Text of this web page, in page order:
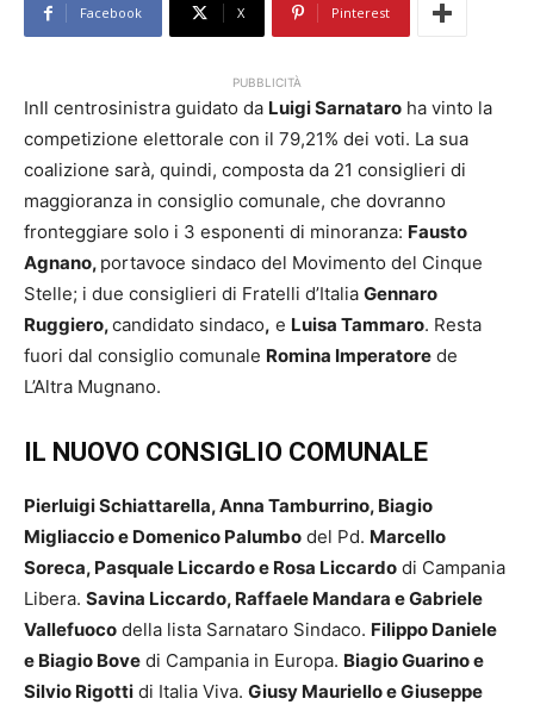
Facebook X Pinterest
PUBBLICITÀ
InIl centrosinistra guidato da Luigi Sarnataro ha vinto la
competizione elettorale con il 79,21% dei voti. La sua
coalizione sarà, quindi, composta da 21 consiglieri di
maggioranza in consiglio comunale, che dovranno
fronteggiare solo i 3 esponenti di minoranza: Fausto
Agnano, portavoce sindaco del Movimento del Cinque
Stelle; i due consiglieri di Fratelli d’Italia Gennaro
Ruggiero,candidato sindaco, e Luisa Tammaro. Resta
fuori dal consiglio comunale Romina Imperatore de
L’Altra Mugnano.
IL NUOVO CONSIGLIO COMUNALE
Pierluigi Schiattarella, Anna Tamburrino, Biagio
Migliaccio e Domenico Palumbo del Pd. Marcello
Soreca, Pasquale Liccardo e Rosa Liccardo di Campania
Libera. Savina Liccardo, Raffaele Mandara e Gabriele
Vallefuoco della lista Sarnataro Sindaco. Filippo Daniele
e Biagio Bove di Campania in Europa. Biagio Guarino e
Silvio Rigotti di Italia Viva. Giusy Mauriello e Giuseppe